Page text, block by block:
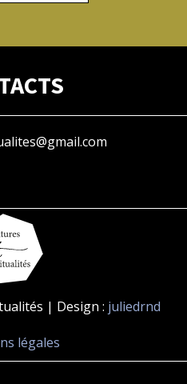
| Design : juliedrnd
légales